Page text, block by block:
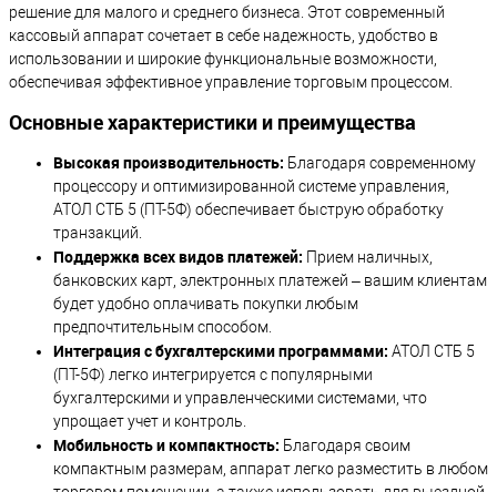
решение для малого и среднего бизнеса. Этот современный
кассовый аппарат сочетает в себе надежность, удобство в
использовании и широкие функциональные возможности,
обеспечивая эффективное управление торговым процессом.
Основные характеристики и преимущества
Высокая производительность: Благодаря современному
процессору и оптимизированной системе управления,
АТОЛ СТБ 5 (ПТ-5Ф) обеспечивает быструю обработку
транзакций.
Поддержка всех видов платежей: Прием наличных,
банковских карт, электронных платежей – вашим клиентам
будет удобно оплачивать покупки любым
предпочтительным способом.
Интеграция с бухгалтерскими программами: АТОЛ СТБ 5
(ПТ-5Ф) легко интегрируется с популярными
бухгалтерскими и управленческими системами, что
упрощает учет и контроль.
Мобильность и компактность: Благодаря своим
компактным размерам, аппарат легко разместить в любом